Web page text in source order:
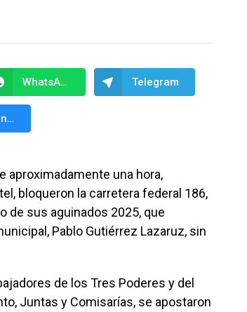
WhatsApp Telegram
Messenger
aproximadamente una hora,
bloqueron la carretera federal 186,
de sus aguinados 2025, que
Pablo Gutiérrez Lazaruz, sin
de los Tres Poderes y del
Juntas y Comisarías, se apostaron